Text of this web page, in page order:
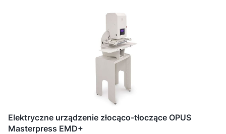
Elektryczne urządzenie złocąco-tłoczące OPUS
Masterpress EMD+